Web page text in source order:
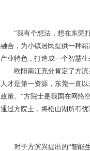
“我有个想法，想在东莞
融合，为小镇居民提供一种
产业特色，打造成一个智慧
欧阳南江充分肯定了方
人才是第一资源，东莞一直
政策。“方院士是我国在网络
通过方院士，将松山湖所有
对于方滨兴提出的“智能